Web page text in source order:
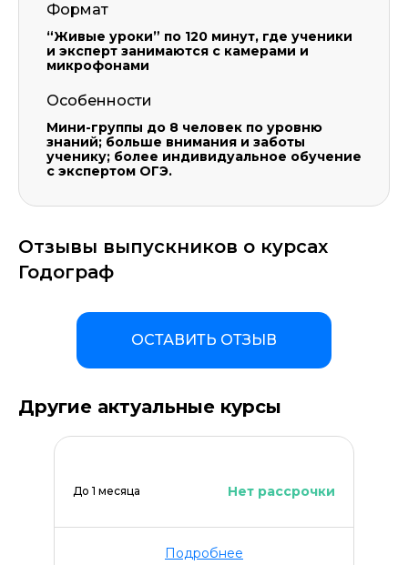
Формат
“Живые уроки” по 120 минут, где ученики
и эксперт занимаются с камерами и
микрофонами
Особенности
Мини-группы до 8 человек по уровню
знаний; больше внимания и заботы
ученику; более индивидуальное обучение
с экспертом ОГЭ.
Отзывы выпускников о курсах
Годограф
ОСТАВИТЬ ОТЗЫВ
Другие актуальные курсы
До 1 месяца Нет рассрочки
Подробнее